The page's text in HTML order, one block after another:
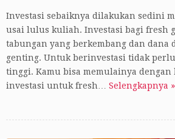
Investasi sebaiknya dilakukan sedini
usai lulus kuliah. Investasi bagi fresh
tabungan yang berkembang dan dana
genting. Untuk berinvestasi tidak
tinggi. Kamu bisa memulainya
investasi untuk fresh… Selengkapnya »